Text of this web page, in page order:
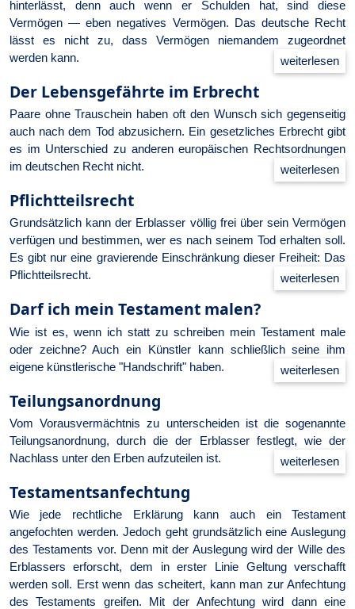
hinterlässt, denn auch wenn er Schulden hat, sind diese
Vermögen — eben negatives Vermögen. Das deutsche Recht
lässt es nicht zu, dass Vermögen niemandem zugeordnet
werden kann.
Der Lebensgefährte im Erbrecht
Paare ohne Trauschein haben oft den Wunsch sich gegenseitig
auch nach dem Tod abzusichern. Ein gesetzliches Erbrecht gibt
es im Unterschied zu anderen europäischen Rechtsordnungen
im deutschen Recht nicht.
Pflichtteilsrecht
Grundsätzlich kann der Erblasser völlig frei über sein Vermögen
verfügen und bestimmen, wer es nach seinem Tod erhalten soll.
Es gibt nur eine gravierende Einschränkung dieser Freiheit: Das
Pflichtteilsrecht.
Darf ich mein Testament malen?
Wie ist es, wenn ich statt zu schreiben mein Testament male
oder zeichne? Auch ein Künstler kann schließlich seine ihm
eigene künst­lerische "Handschrift" haben.
Teilungsanordnung
Vom Vorausvermächtnis zu unterscheiden ist die sogenannte
Teilungsanordnung, durch die der Erblasser festlegt, wie der
Nachlass unter den Erben aufzuteilen ist.
Testamentsanfechtung
Wie jede rechtliche Erklärung kann auch ein Testament
angefochten werden. Jedoch geht grundsätzlich eine Auslegung
des Testaments vor. Denn mit der Auslegung wird der Wille des
Erblassers erforscht, dem in erster Linie Geltung verschafft
werden soll. Erst wenn das scheitert, kann man zur Anfechtung
des Testaments greifen. Mit der Anfechtung wird dann eine